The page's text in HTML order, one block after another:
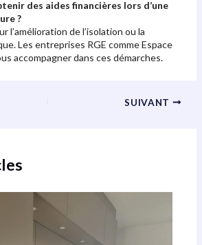
des aides financières lors d’une
?
l’amélioration de l’isolation ou la
Les entreprises RGE comme Espace
accompagner dans ces démarches.
SUIVANT